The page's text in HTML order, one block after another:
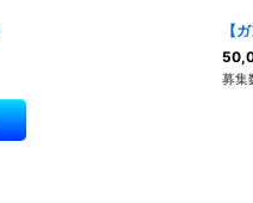
【
募集